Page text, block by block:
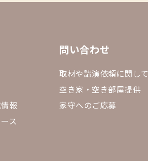
報
ス
問い合わせ
取材や講演依頼に関して
空き家・空き部屋提供
家守へのご応募